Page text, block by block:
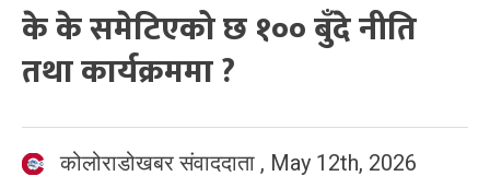
के के समेटिएको छ १०० बुँदे नीति
तथा कार्यक्रममा ?
कोलोराडोखबर संवाददाता , May 12th, 2026